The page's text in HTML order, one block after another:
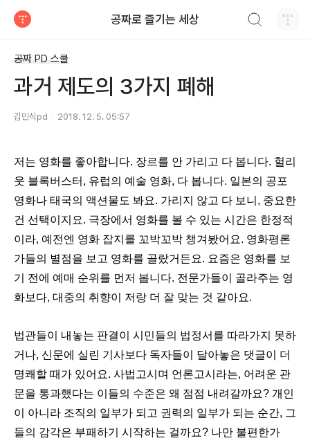
공짜로 즐기는 세상
공짜 PD 스쿨
과거 제도의 3가지 폐해
김민식pd 2018. 12. 5. 05:57
저는 영화를 좋아합니다. 장르를 안 가리고 다 봅니다. 헐리
웃 블록버스터, 유럽의 예술 영화, 다 봅니다. 일본의 공포
영화나 태국의 액션물도 봐요. 가리지 않고 다 보니, 중요한
건 선택이지요. 극장에서 영화를 볼 수 있는 시간은 한정적
이라, 예전엔 영화 잡지를 꼬박꼬박 챙겨봤어요. 영화평론
가들의 별점을 보고 영화를 골랐거든요. 요즘은 영화를 보
기 전에 예매 순위를 먼저 봅니다. 전문가들이 골라주는 영
화보다, 대중의 취향이 저랑 더 잘 맞는 것 같아요.
법관들이 내놓는 판결이 시민들의 법정서를 따라가지 못하
거나, 신문에 실린 기사보다 독자들이 달아놓은 댓글이 더
명쾌할 때가 있어요. 사법고시며 언론고시라는, 어려운 관
문을 통과했다는 이들의 수준은 왜 점점 내려갈까요? 개인
이 아니라 조직의 일부가 되고 권력의 일부가 되는 순간, 그
들의 감각은 부패하기 시작하는 걸까요? 나만 불편한가